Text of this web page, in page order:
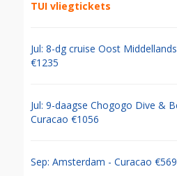
TUI vliegtickets
Jul: 8-dg cruise Oost
€1235
Jul: 9-daagse Chogogo Dive &
Curacao €1056
Sep: Amsterdam - Curacao €569